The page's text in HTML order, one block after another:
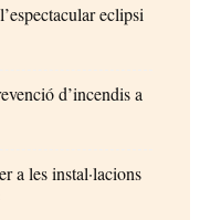
eclipsi
d’incendis a
a les instal·lacions